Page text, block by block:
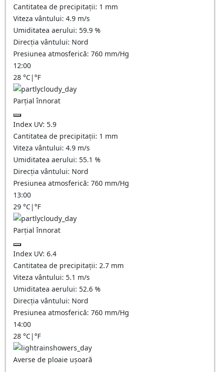
Cantitatea de precipitații: 1 mm
Viteza vântului: 4.9 m/s
Umiditatea aerului: 59.9 %
Direcția vântului: Nord
Presiunea atmosferică: 760 mm/Hg
12:00
28 °C|°F
Parțial înnorat
Index UV: 5.9
Cantitatea de precipitații: 1 mm
Viteza vântului: 4.9 m/s
Umiditatea aerului: 55.1 %
Direcția vântului: Nord
Presiunea atmosferică: 760 mm/Hg
13:00
29 °C|°F
Parțial înnorat
Index UV: 6.4
Cantitatea de precipitații: 2.7 mm
Viteza vântului: 5.1 m/s
Umiditatea aerului: 52.6 %
Direcția vântului: Nord
Presiunea atmosferică: 760 mm/Hg
14:00
28 °C|°F
Averse de ploaie ușoară